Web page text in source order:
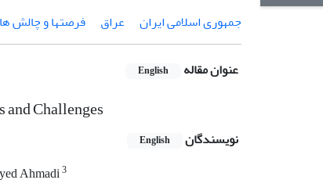
جمهوری اسلامی ایران
عراق فرصتها و چالش ها
عنوان مقاله English
Challenges
نویسندگان English
Ahmadi3